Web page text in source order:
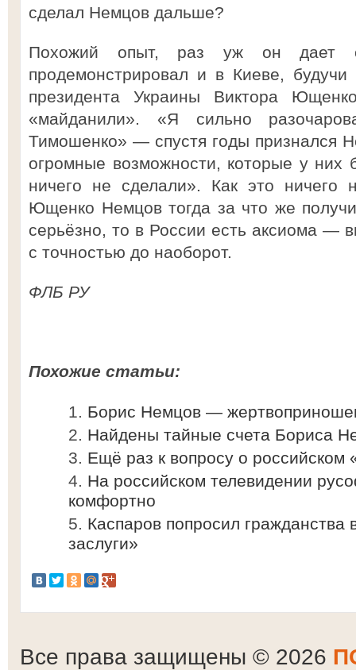
сделал Немцов дальше?
Похожий опыт, раз уж он дает
продемонстрировал и в Киеве, будучи
президента Украины Виктора
«майданили». «Я сильно
Тимошенко» — спустя годы признался
огромные возможности, которые у них
ничего не сделали». Как это ничего
Ющенко Немцов тогда за что же
серьёзно, то в России есть аксиома —
с точностью до наоборот.
ФЛБ РУ
Похожие статьи:
Борис Немцов —
Найдены тайные счета Бориса
Ещё раз к вопросу о российском
На российском телевидении
комфортно
Каспаров попросил гражданства
заслуги»
Все права защищены © 2026